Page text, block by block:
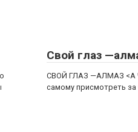
Свой глаз
СВОЙ ГЛАЗ —АЛМАЗ <А
самому присмотреть